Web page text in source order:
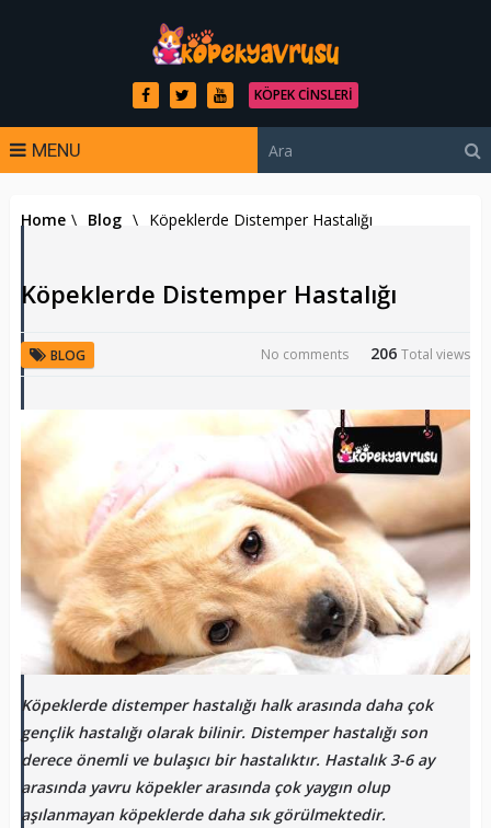
KÖPEK CINSLERI
MENU
Home \ Blog \ Köpeklerde Distemper Hastalığı
Köpeklerde Distemper Hastalığı
BLOG 206Total views
No comments
Köpeklerde distemper hastalığı halk arasında daha çok
gençlik hastalığı olarak bilinir. Distemper hastalığı son
derece önemli ve bulaşıcı bir hastalıktır. Hastalık 3-6 ay
arasında yavru köpekler arasında çok yaygın olup
aşılanmayan köpeklerde daha sık görülmektedir.